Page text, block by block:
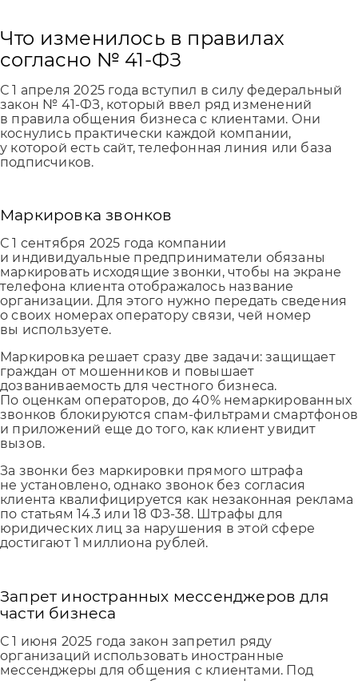
Что изменилось в правилах
согласно № 41-ФЗ
С 1 апреля 2025 года вступил в силу федеральный
закон № 41-ФЗ, который ввел ряд изменений
в правила общения бизнеса с клиентами. Они
коснулись практически каждой компании,
у которой есть сайт, телефонная линия или база
подписчиков.
Маркировка звонков
С 1 сентября 2025 года компании
и индивидуальные предприниматели обязаны
маркировать исходящие звонки, чтобы на экране
телефона клиента отображалось название
организации. Для этого нужно передать сведения
о своих номерах оператору связи, чей номер
вы используете.
Маркировка решает сразу две задачи: защищает
граждан от мошенников и повышает
дозваниваемость для честного бизнеса.
По оценкам операторов, до 40% немаркированных
звонков блокируются спам-фильтрами смартфонов
и приложений еще до того, как клиент увидит
вызов.
За звонки без маркировки прямого штрафа
не установлено, однако звонок без согласия
клиента квалифицируется как незаконная реклама
по статьям 14.3 или 18 ФЗ-38. Штрафы для
юридических лиц за нарушения в этой сфере
достигают 1 миллиона рублей.
Запрет иностранных мессенджеров для
части бизнеса
С 1 июня 2025 года закон запретил ряду
организаций использовать иностранные
мессенджеры для общения с клиентами. Под